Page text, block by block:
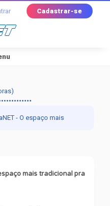
Cadastrar-se
- O espaço mais
mais tradicional pra